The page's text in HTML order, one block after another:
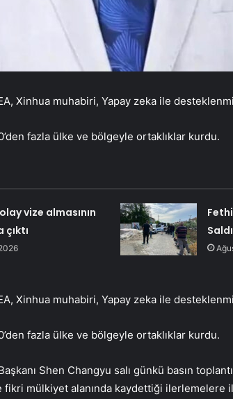
Xinhua muhabiri, Yapay zeka ile
fazla ülke ve bölgeyle ortaklıklar kurdu.
vize almasının
çıktı
Xinhua muhabiri, Yapay zeka ile
fazla ülke ve bölgeyle ortaklıklar kurdu.
Shen Changyu salı günkü basın
fikri mülkiyet alanında kaydettiği